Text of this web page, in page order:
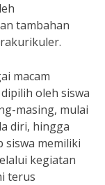
tambahan
macam
oleh siswa
masing, mulai
diri, hingga
siswa memiliki
kegiatan
terus